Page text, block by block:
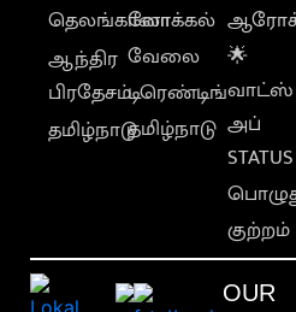
தெலங்கானா
ஆந்திர
பிரதேசம்
தமிழ்நாடு
லோக்கல்
வேலை
டிரெண்டிங்
தமிழ்நாடு
🌟
வாட்ஸ்
அப்
STATUS
குற்றம்
OUR